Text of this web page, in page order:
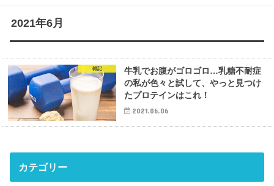
2021年6月
雑記
牛乳でお腹がゴロゴロ…乳糖不耐症
の私が色々と試して、やっと見つけ
たプロテインはこれ！
2021.06.06
カテゴリー